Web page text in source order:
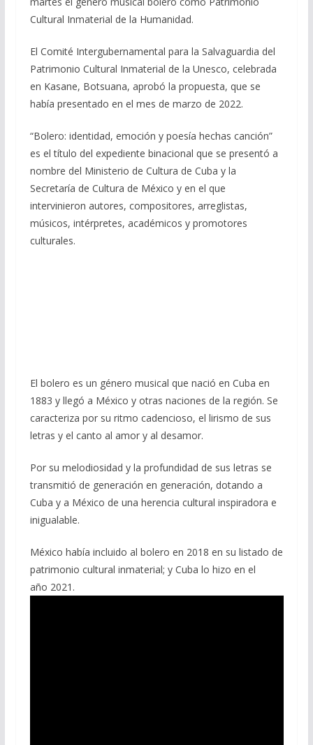
Cultural Inmaterial de la Humanidad.
El Comité Intergubernamental para la Salvaguardia del
Patrimonio Cultural Inmaterial de la Unesco, celebrada
en Kasane, Botsuana, aprobó la propuesta, que se
había presentado en el mes de marzo de 2022.
“Bolero: identidad, emoción y poesía hechas canción”
es el título del expediente binacional que se presentó a
nombre del Ministerio de Cultura de Cuba y la
Secretaría de Cultura de México y en el que
intervinieron autores, compositores, arreglistas,
músicos, intérpretes, académicos y promotores
culturales.
El bolero es un género musical que nació en Cuba en
1883 y llegó a México y otras naciones de la región. Se
caracteriza por su ritmo cadencioso, el lirismo de sus
letras y el canto al amor y al desamor.
Por su melodiosidad y la profundidad de sus letras se
transmitió de generación en generación, dotando a
Cuba y a México de una herencia cultural inspiradora e
inigualable.
México había incluido al bolero en 2018 en su listado de
patrimonio cultural inmaterial; y Cuba lo hizo en el
año 2021.